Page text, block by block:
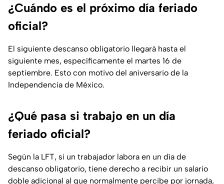
¿Cuándo es el próximo día feriado
oficial?
El siguiente descanso obligatorio llegará hasta el
siguiente mes, específicamente el martes 16 de
septiembre. Esto con motivo del aniversario de la
Independencia de México.
¿Qué pasa si trabajo en un día
feriado oficial?
Según la LFT, si un trabajador labora en un día de
descanso obligatorio, tiene derecho a recibir un salario
doble adicional al que normalmente percibe por jornada,